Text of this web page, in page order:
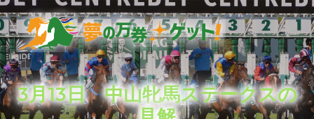
S
k
i
p
t
o
S
k
i
p
t
o
S
k
i
p
t
o
夢の万券ゲット！
穴
馬
券
予
想
に
加
え
3月13日 中山牝馬ステークスの